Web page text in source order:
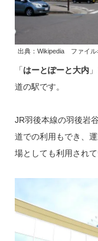
出典：Wikipedia ファイ
「はーとぽーと大内
道の駅です。
JR羽後本線の羽後岩
道での利用もでき、
場としても利用されて